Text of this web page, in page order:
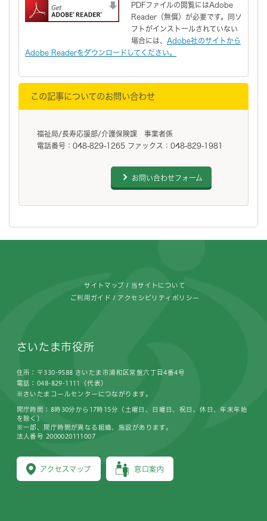
PDFファイルの閲覧にはAdobe
Reader（無償）が必要です。同ソ
フトがインストールされていない
場合には、 Adobe社のサイトから
Adobe Readerをダウンロードしてください。
この記事についてのお問い合わせ
福祉局/長寿応援部/介護保険課 事業者係
電話番号：048-829-1265 ファックス：048-829-1981
お問い合わせフォーム
サイトマップ 当サイトについて
ご利用ガイド アクセシビリティポリシー
さいたま市役所
住所：〒330-9588 さいたま市浦和区常盤六丁目4番4号
電話：048-829-1111（代表）
※さいたまコールセンターにつながります。
アクセスマップ 窓口案内
開庁時間：8時30分から17時15分（土曜日、日曜日、祝日、休日、年末年始
を除く）
※一部、開庁時間が異なる組織、施設があります。
法人番号 2000020111007